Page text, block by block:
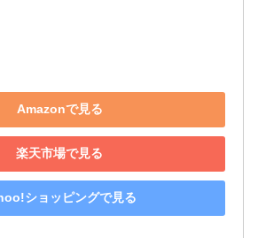
Amazonで見る
楽天市場で見る
ショッピングで見る